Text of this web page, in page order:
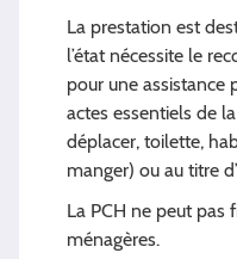
La prestation est
l’état nécessite le
pour une assistance
actes essentiels de
déplacer, toilette,
manger) ou au titre
La PCH ne peut pas
ménagères.